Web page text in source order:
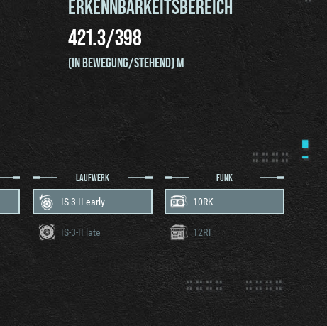
ERKENNBARKEITSBEREICH
421.3/398
(IN BEWEGUNG/STEHEND) M
LAUFWERK
IS-3-II early
IS-3-II late
FUNK
10RK
12RT